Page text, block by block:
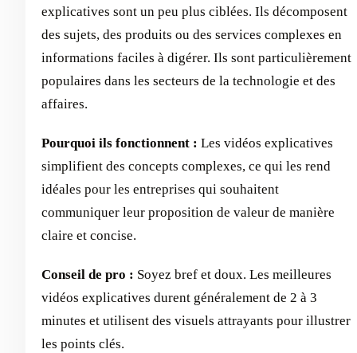
explicatives sont un peu plus ciblées. Ils décomposent
des sujets, des produits ou des services complexes en
informations faciles à digérer. Ils sont particulièrement
populaires dans les secteurs de la technologie et des
affaires.
Pourquoi ils fonctionnent : Les vidéos explicatives
simplifient des concepts complexes, ce qui les rend
idéales pour les entreprises qui souhaitent
communiquer leur proposition de valeur de manière
claire et concise.
Conseil de pro : Soyez bref et doux. Les meilleures
vidéos explicatives durent généralement de 2 à 3
minutes et utilisent des visuels attrayants pour illustrer
les points clés.